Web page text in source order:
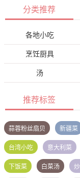
分类推荐
各地小吃
烹饪厨具
汤
推荐标签
蒜蓉粉丝扇贝 新疆菜
台湾小吃 意大利菜
下饭菜 白菜汤